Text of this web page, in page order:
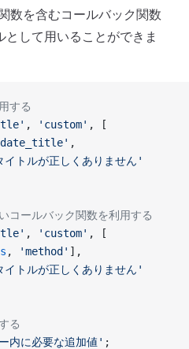
数を含むコールバック関数
して用いることができま
する
, 'custom' , [
,
トルが正しくありません'
ールバック関数を利用する
, 'custom' , [
, 'method' ],
トルが正しくありません'
る
内に必要な追加値' ;